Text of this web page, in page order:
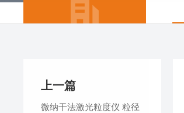
上一篇
微纳干法激光粒度仪 粒径